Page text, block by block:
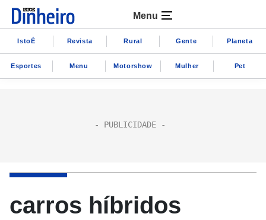
Menu
IstoÉ Revista Rural Gente Planeta
Esportes Menu Motorshow Mulher Pet
carros híbridos